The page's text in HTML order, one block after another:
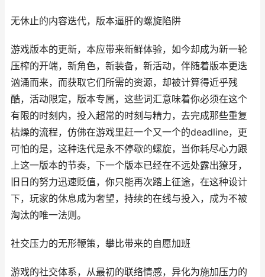
无休止的内容迭代，版本逼肝的螺旋陷阱
游戏版本的更新，本应带来新鲜体验，如今却成为新一轮
压榨的开端，新角色，新装备，新活动，伴随着版本更迭
汹涌而来，而获取它们所需的资源，却被计算得近乎残
酷，活动限定，版本专属，这些词汇意味着你必须在这个
有限的时刻内，投入超常的时刻与精力，去完成那些重复
枯燥的流程，仿佛在游戏里赶一个又一个的deadline，更
可怕的是，这种迭代是永不停歇的螺旋，当你耗尽心力跟
上这一版本的节奏，下一个版本已经在不远处露出獠牙，
旧日的努力迅速贬值，你只能再次踏上征途，在这种设计
下，玩家的休息成为奢望，持续的在线与投入，成为不被
淘汰的唯一法则。
社交压力的无形鞭策，攀比带来的自愿加班
游戏的社交体系，从最初的联络情感，异化为施加压力的